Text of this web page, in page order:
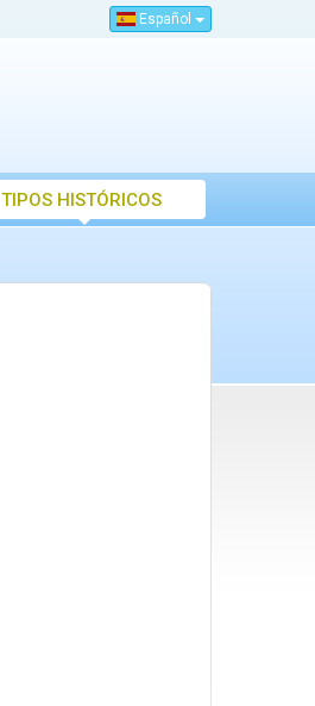
Español
TIPOS HISTÓRICOS